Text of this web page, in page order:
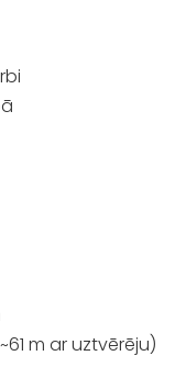
m ar uztvērēju)